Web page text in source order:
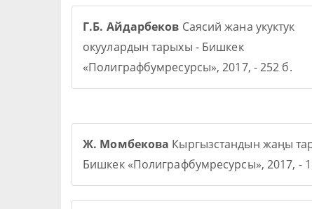
Г.Б. Айдарбеков Саясий жана укуктук
окуулардын тарыхы - Бишкек
«Полиграфбумресурсы», 2017, - 252 б.
Ж. Момбекова Кыргызстандын жаңы
Бишкек «Полиграфбумресурсы», 2017, -